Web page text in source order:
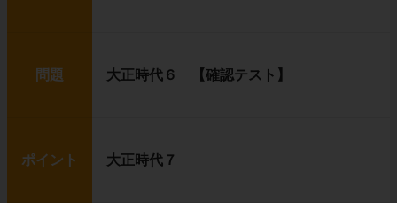
問題 大正時代６ 【確認テスト】
ポイント 大正時代７